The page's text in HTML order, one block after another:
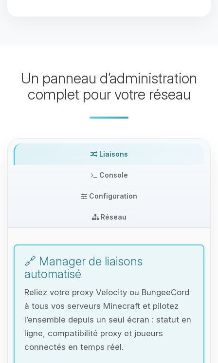
Un panneau d’administration
complet pour votre réseau
Liaisons
Console
Configuration
Réseau
🔗 Manager de liaisons
automatisé
Reliez votre proxy Velocity ou BungeeCord
à tous vos serveurs Minecraft et pilotez
l’ensemble depuis un seul écran : statut en
ligne, compatibilité proxy et joueurs
connectés en temps réel.
Youpi, enfin quelqu’un pour me